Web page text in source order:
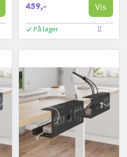
459,- Vis
På lager